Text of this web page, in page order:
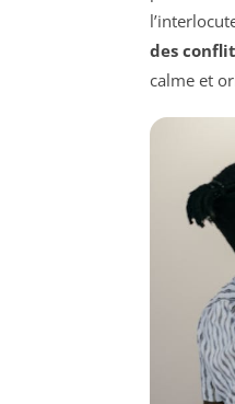
des
calme et